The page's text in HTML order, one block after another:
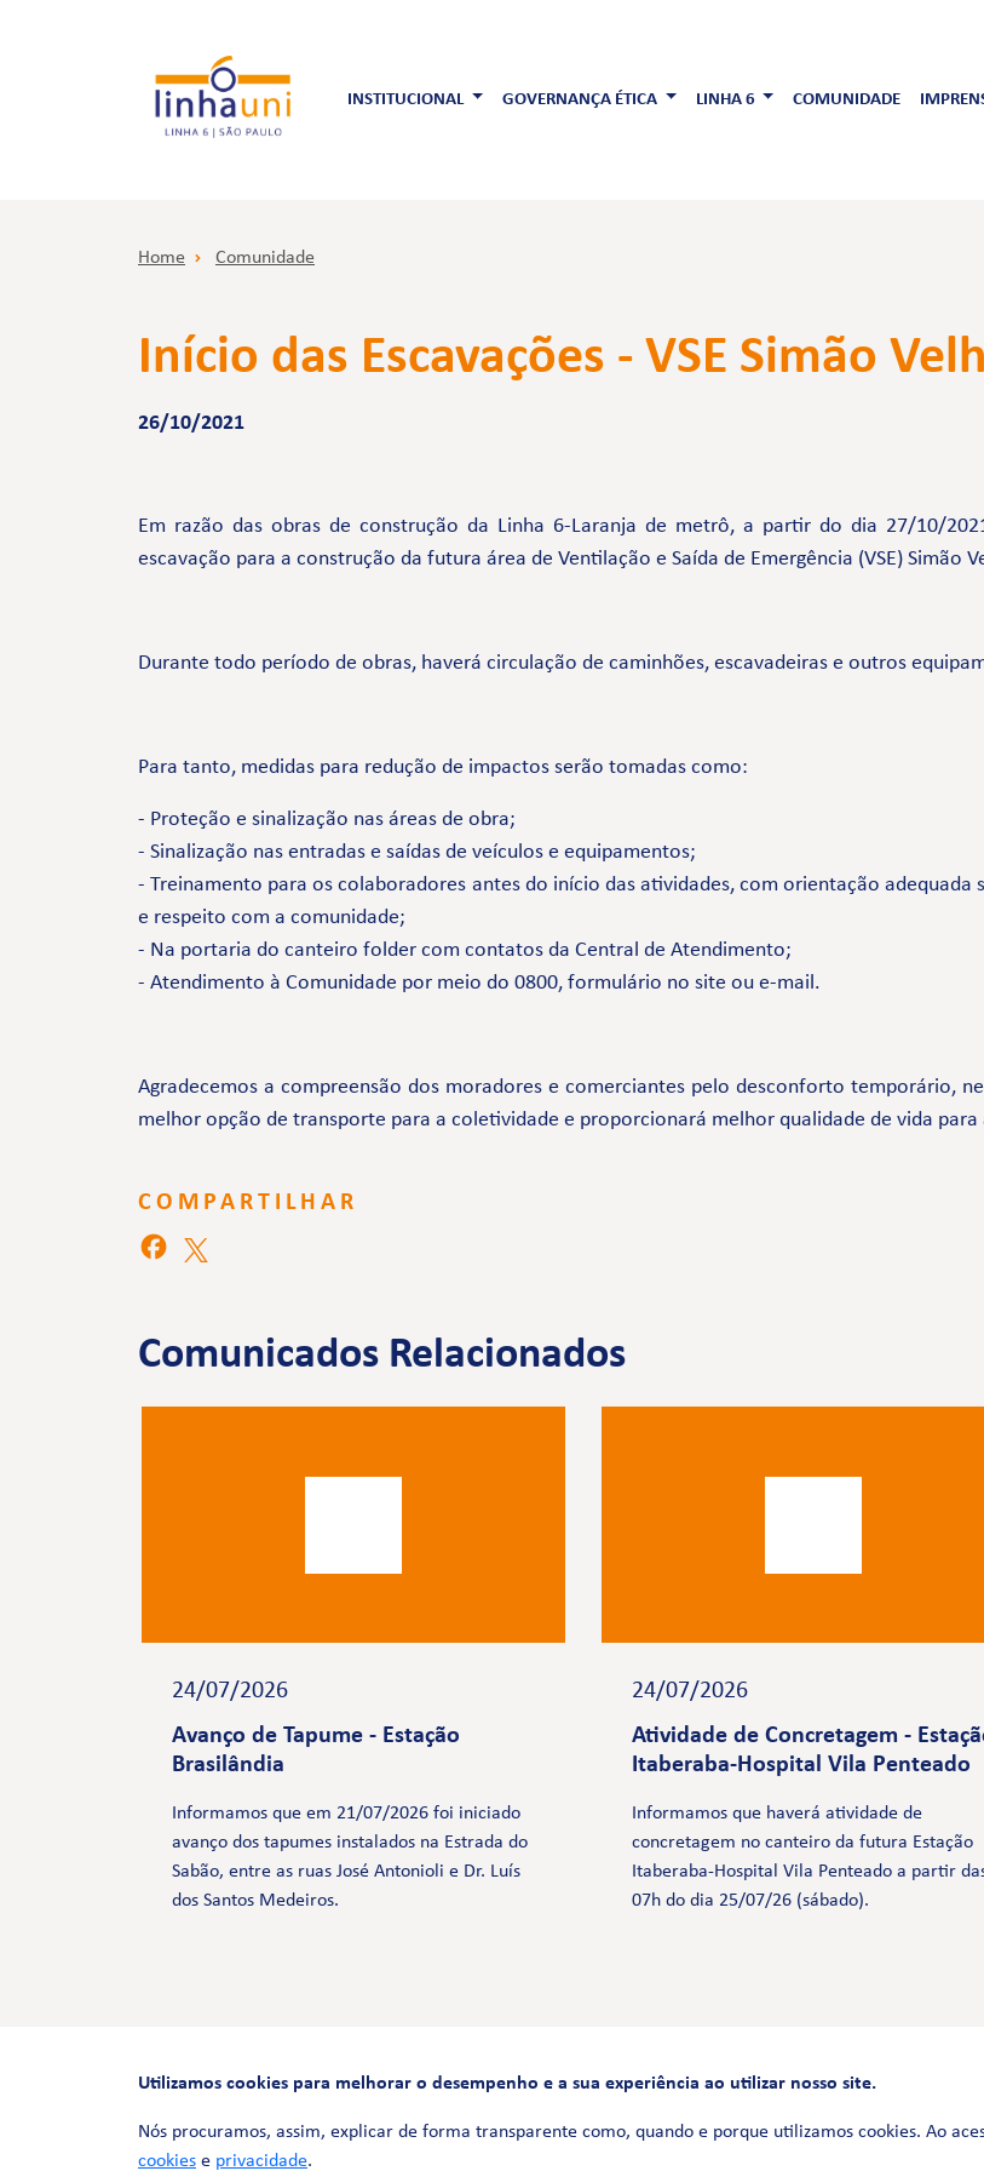
INSTITUCIONAL GOVERNANÇA ÉTICA LINHA 6 COMUNIDADE
Home Comunidade
Início das Escavações - VSE Simão
26/10/2021
Em razão das obras de construção da Linha 6-Laranja de metrô, a partir do dia 27/10/
escavação para a construção da futura área de Ventilação e Saída de Emergência (VSE) Simão
Durante todo período de obras, haverá circulação de caminhões, escavadeiras e outros
Para tanto, medidas para redução de impactos serão tomadas como:
- Proteção e sinalização nas áreas de obra;
- Sinalização nas entradas e saídas de veículos e equipamentos;
- Treinamento para os colaboradores antes do início das atividades, com orientação adequada
e respeito com a comunidade;
- Na portaria do canteiro folder com contatos da Central de Atendimento;
- Atendimento à Comunidade por meio do 0800, formulário no site ou e-mail.
Agradecemos a compreensão dos moradores e comerciantes pelo desconforto temporário,
melhor opção de transporte para a coletividade e proporcionará melhor qualidade de vida para
COMPARTILHAR
Comunicados Relacionados
24/07/2026
Avanço de Tapume - Estação
Brasilândia
Informamos que em 21/07/2026 foi iniciado
avanço dos tapumes instalados na Estrada do
Sabão, entre as ruas José Antonioli e Dr. Luís
dos Santos Medeiros.
24/07/2026
Atividade de Concretagem -
Itaberaba-Hospital Vila Penteado
Informamos que haverá atividade de
concretagem no canteiro da futura Estação
Itaberaba-Hospital Vila Penteado a partir
07h do dia 25/07/26 (sábado).
FALE CONOSCO
0800 580 3172
Utilizamos cookies para melhorar o desempenho e a sua experiência ao utilizar nosso site.
Nós procuramos, assim, explicar de forma transparente como, quando e porque utilizamos cookies. Ao
cookies e privacidade.